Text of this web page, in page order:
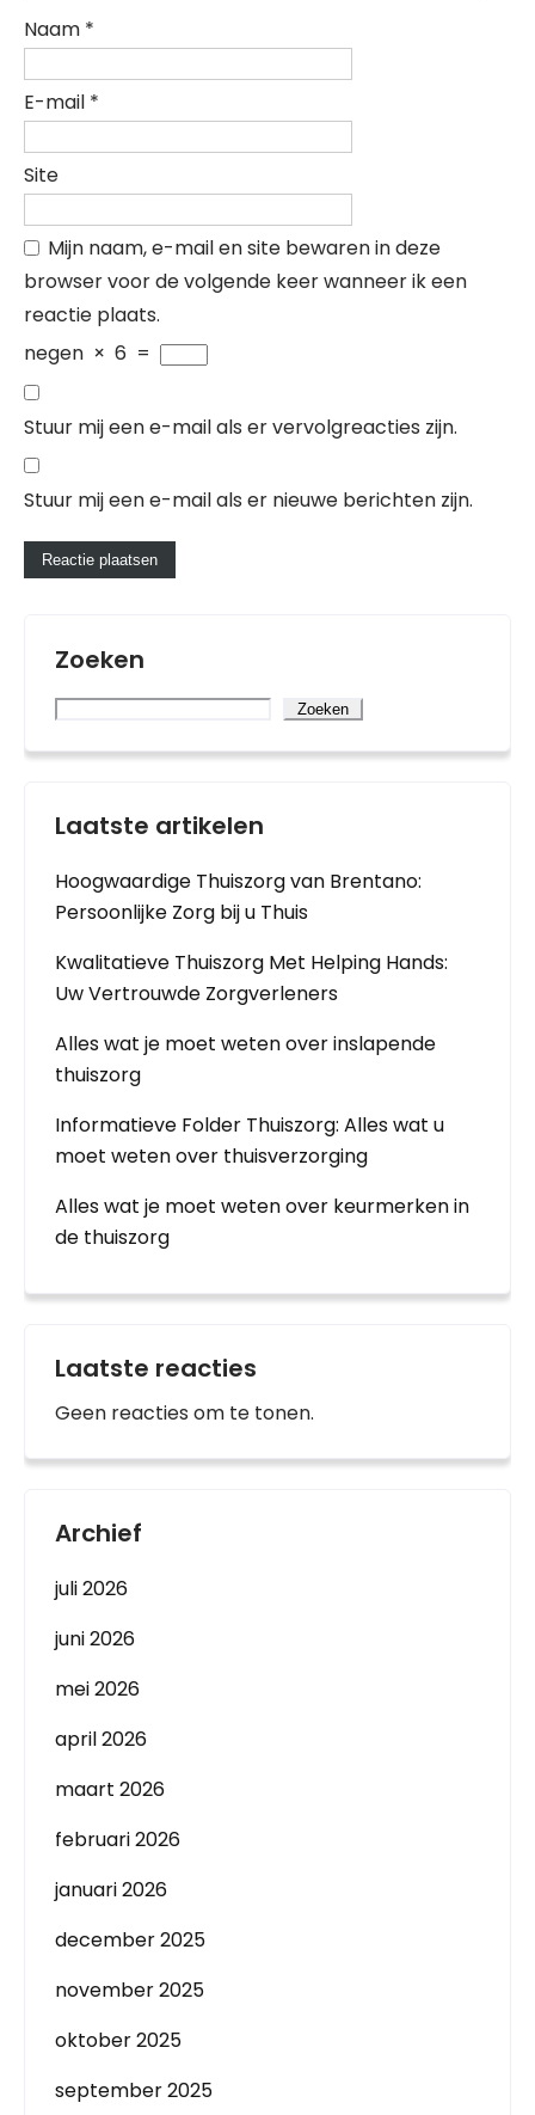
Naam *
E-mail *
Site
Mijn naam, e-mail en site bewaren in deze
browser voor de volgende keer wanneer ik een
reactie plaats.
negen × 6 =
Stuur mij een e-mail als er vervolgreacties zijn.
Stuur mij een e-mail als er nieuwe berichten zijn.
Zoeken
Zoeken
Laatste artikelen
Hoogwaardige Thuiszorg van Brentano:
Persoonlijke Zorg bij u Thuis
Kwalitatieve Thuiszorg Met Helping Hands:
Uw Vertrouwde Zorgverleners
Alles wat je moet weten over inslapende
thuiszorg
Informatieve Folder Thuiszorg: Alles wat u
moet weten over thuisverzorging
Alles wat je moet weten over keurmerken in
de thuiszorg
Laatste reacties
Geen reacties om te tonen.
Archief
juli 2026
juni 2026
mei 2026
april 2026
maart 2026
februari 2026
januari 2026
december 2025
november 2025
oktober 2025
september 2025